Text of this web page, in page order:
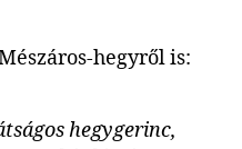
hegyről is:
hegygerinc,